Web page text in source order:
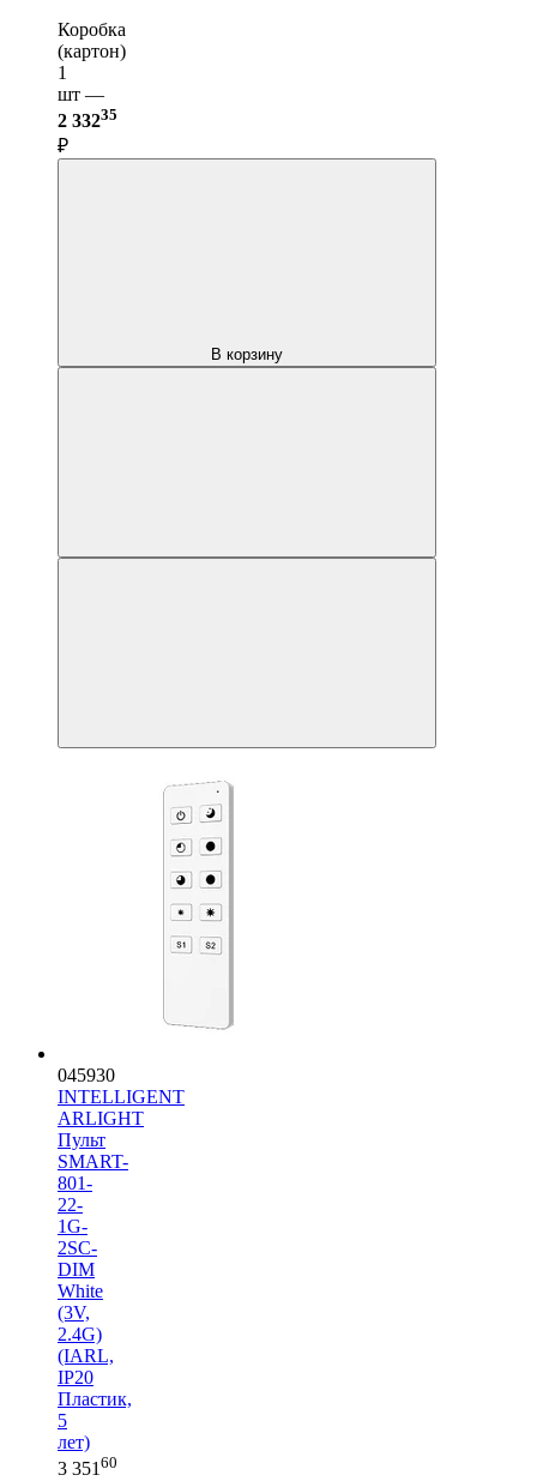
Коробка
(картон)
1
шт —
2 33235
₽
В корзину
045930
INTELLIGENT
ARLIGHT
Пульт
SMART-
801-
22-
1G-
2SC-
DIM
White
(3V,
2.4G)
(IARL,
IP20
Пластик,
5
лет)
3 35160